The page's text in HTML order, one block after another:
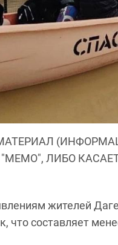
ЛИБО
жителей
что составляет